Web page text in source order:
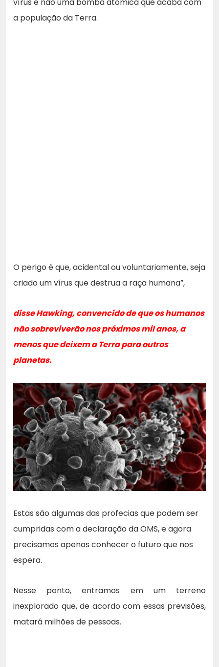
a população da Terra.
O perigo é que, acidental ou voluntariamente, seja
criado um vírus que destrua a raça humana”,
disse Hawking, convencido de que os humanos
não sobreviverão nos próximos mil anos, a
menos que deixem a Terra para outros
planetas.
Estas são algumas das profecias que podem ser
cumpridas com a declaração da OMS, e agora
precisamos apenas conhecer o futuro que nos
espera.
Nesse ponto, entramos em um terreno
inexplorado que, de acordo com essas previsões,
matará milhões de pessoas.